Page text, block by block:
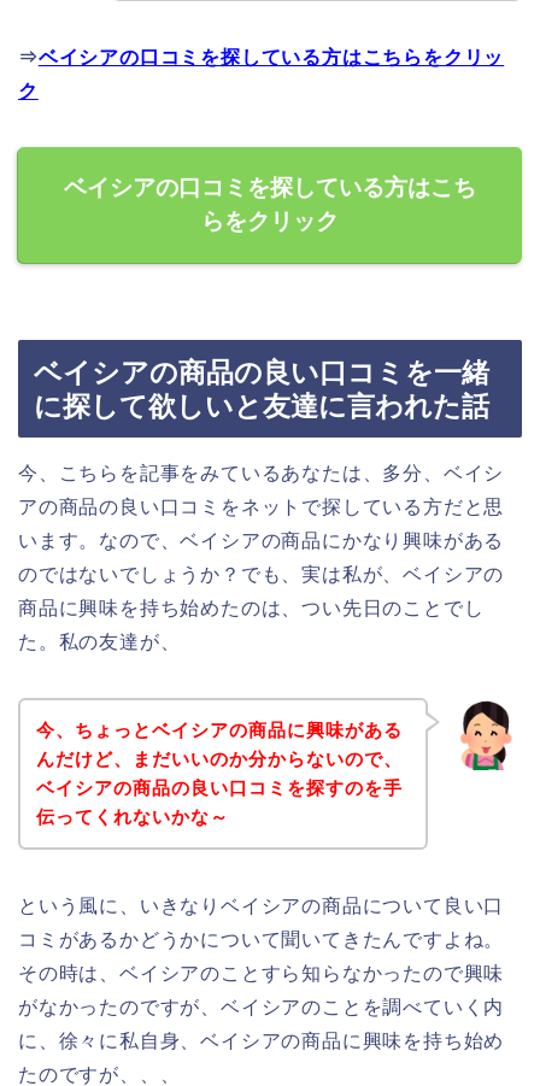
⇒ベイシアの口コミを探している方はこちらをクリッ
ク
ベイシアの口コミを探している方はこち
らをクリック
ベイシアの商品の良い口コミを一緒
に探して欲しいと友達に言われた話
今、こちらを記事をみているあなたは、多分、ベイシ
アの商品の良い口コミをネットで探している方だと思
います。なので、ベイシアの商品にかなり興味がある
のではないでしょうか？でも、実は私が、ベイシアの
商品に興味を持ち始めたのは、つい先日のことでし
た。私の友達が、
今、ちょっとベイシアの商品に興味がある
んだけど、まだいいのか分からないので、
ベイシアの商品の良い口コミを探すのを手
伝ってくれないかな～
という風に、いきなりベイシアの商品について良い口
コミがあるかどうかについて聞いてきたんですよね。
その時は、ベイシアのことすら知らなかったので興味
がなかったのですが、ベイシアのことを調べていく内
に、徐々に私自身、ベイシアの商品に興味を持ち始め
たのですが、、、